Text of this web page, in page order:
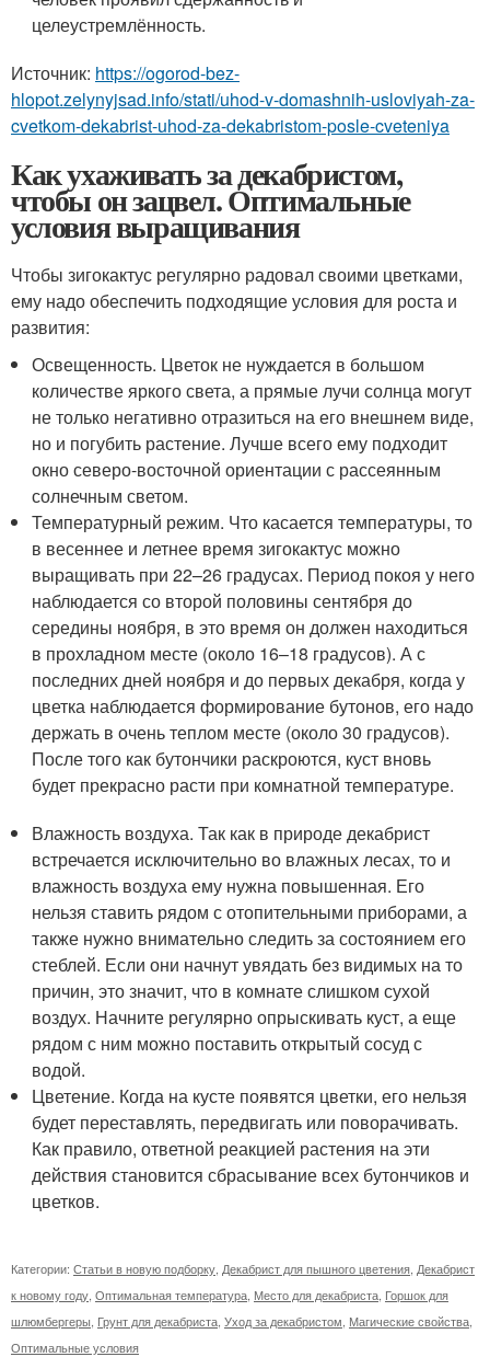
целеустремлённость.
Источник: https://ogorod-bez-
hlopot.zelynyjsad.info/stati/uhod-v-domashnih-usloviyah-za-
cvetkom-dekabrist-uhod-za-dekabristom-posle-cveteniya
Как ухаживать за декабристом,
чтобы он зацвел. Оптимальные
условия выращивания
Чтобы зигокактус регулярно радовал своими цветками,
ему надо обеспечить подходящие условия для роста и
развития:
Освещенность. Цветок не нуждается в большом
количестве яркого света, а прямые лучи солнца могут
не только негативно отразиться на его внешнем виде,
но и погубить растение. Лучше всего ему подходит
окно северо-восточной ориентации с рассеянным
солнечным светом.
Температурный режим. Что касается температуры, то
в весеннее и летнее время зигокактус можно
выращивать при 22–26 градусах. Период покоя у него
наблюдается со второй половины сентября до
середины ноября, в это время он должен находиться
в прохладном месте (около 16–18 градусов). А с
последних дней ноября и до первых декабря, когда у
цветка наблюдается формирование бутонов, его надо
держать в очень теплом месте (около 30 градусов).
После того как бутончики раскроются, куст вновь
будет прекрасно расти при комнатной температуре.
Влажность воздуха. Так как в природе декабрист
встречается исключительно во влажных лесах, то и
влажность воздуха ему нужна повышенная. Его
нельзя ставить рядом с отопительными приборами, а
также нужно внимательно следить за состоянием его
стеблей. Если они начнут увядать без видимых на то
причин, это значит, что в комнате слишком сухой
воздух. Начните регулярно опрыскивать куст, а еще
рядом с ним можно поставить открытый сосуд с
водой.
Цветение. Когда на кусте появятся цветки, его нельзя
будет переставлять, передвигать или поворачивать.
Как правило, ответной реакцией растения на эти
действия становится сбрасывание всех бутончиков и
цветков.
Категории: Статьи в новую подборку Декабрист для пышного цветения Декабрист
к новому году Оптимальная температура Место для декабриста Горшок для
шлюмбергеры Грунт для декабриста Уход за декабристом Магические свойства
Оптимальные условия